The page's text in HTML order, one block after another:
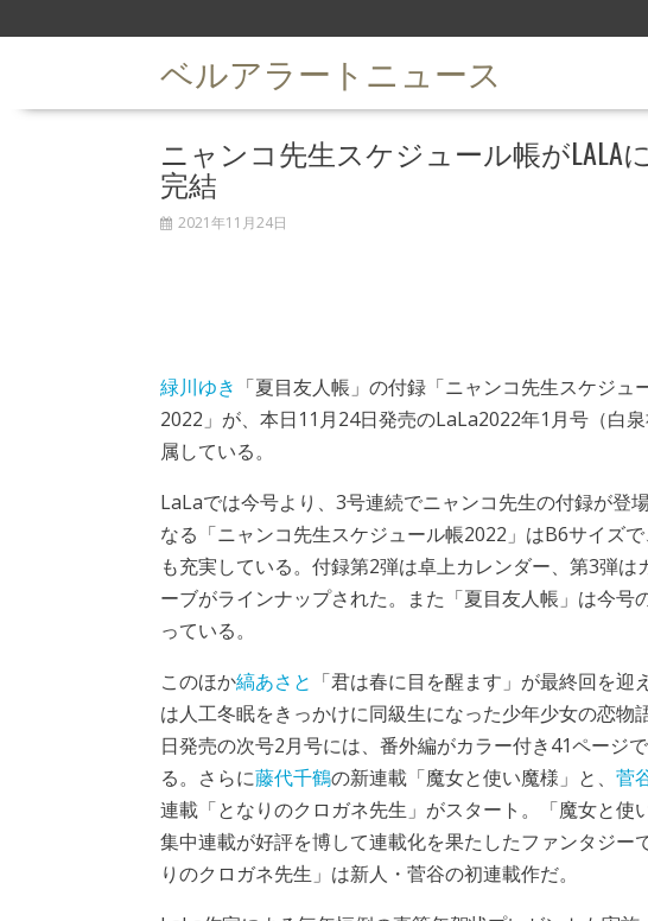
k
ベルアラートニュース
ニャンコ先生スケジュール帳がLALA
完結
2021年11月24日
緑川ゆき 「夏目友人帳」の付録「ニャンコ先生スケジュ
2022」が、本日11月24日発売のLaLa2022年1月号（白
属している。
LaLaでは今号より、3号連続でニャンコ先生の付録が登
なる「ニャンコ先生スケジュール帳2022」はB6サイズ
も充実している。付録第2弾は卓上カレンダー、第3弾は
ーブがラインナップされた。また「夏目友人帳」は今号
っている。
このほか縞あさと 「君は春に目を醒ます」が最終回を迎
は人工冬眠をきっかけに同級生になった少年少女の恋物
日発売の次号2月号には、番外編がカラー付き41ページ
る。さらに藤代千鶴の新連載「魔女と使い魔様」と、 菅
連載「となりのクロガネ先生」がスタート。「魔女と使
集中連載が好評を博して連載化を果たしたファンタジ
りのクロガネ先生」は新人・菅谷の初連載作だ。